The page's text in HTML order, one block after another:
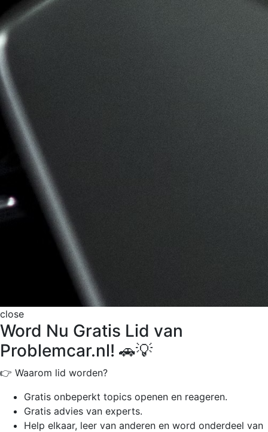
close
Word Nu Gratis Lid van
Problemcar.nl! 🚗💡
👉 Waarom lid worden?
Gratis onbeperkt topics openen en reageren.
Gratis advies van experts.
Help elkaar, leer van anderen en word onderdeel van